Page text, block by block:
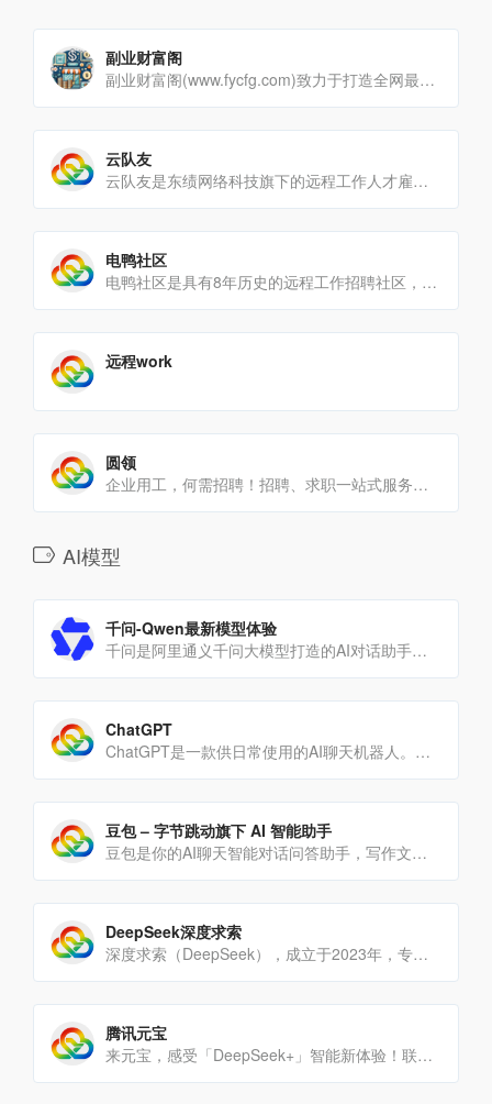
副业财富阁
副业财富阁(www.fycfg.com)致力于打造全网最具竞争力的资源网站,专注于收集整理互联网优质的学习资源[…]
云队友
云队友是东绩网络科技旗下的远程工作人才雇佣网站，专注于帮助有远程工作，兼职工作人才雇佣需求的企业寻找远程工作人[…]
电鸭社区
电鸭社区是具有8年历史的远程工作招聘社区，也是远程办公互联网工作者们的聚集地。在社区，我们进行有价值的话题讨论[…]
远程work
圆领
企业用工，何需招聘！招聘、求职一站式服务！React/Vue前端开发、Java/Go/Php后端开发、短视频创[…]
AI模型
千问-Qwen最新模型体验
千问是阿里通义千问大模型打造的AI对话助手，通义千问支持问答、写作、代码、翻译、录音、PPT创作、文档处理、音[…]
ChatGPT
ChatGPT是一款供日常使用的AI聊天机器人。与最先进的AI模型互动，探索创意、解决问题以及提升学[…]
豆包 – 字节跳动旗下 AI 智能助手
豆包是你的AI聊天智能对话问答助手，写作文案翻译编程全能工具。豆包为你答疑解惑，提供灵感，辅助创作，也可以[…]
DeepSeek深度求索
深度求索（DeepSeek），成立于2023年，专注于研究世界领先的通用人工智能底层模型与技术，挑战人工智能前[…]
腾讯元宝
来元宝，感受「DeepSeek+」智能新体验！联网搜索公众号、视频号等优质腾讯生态信源，搜得更准、答得更全；智[…]